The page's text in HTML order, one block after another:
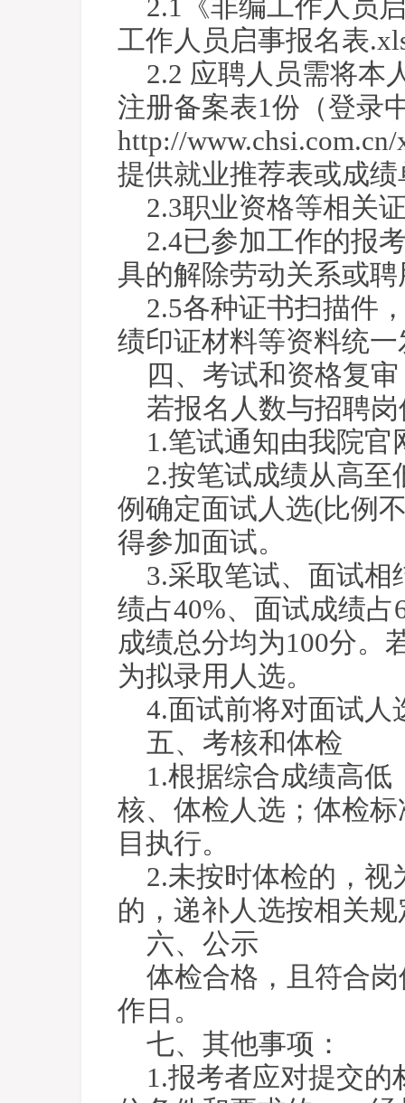
2.1《非编工作人员
工作人员启事报名表
2.2 应聘人员需将本
注册备案表1份（登录
http://
提供就业推荐表或成绩
2.3职业资格等相关
2.4已参加工作的报
具的解除劳动关系或
2.5各种证书扫描件
绩印证材料等资料统
四、考试和资格复审
若报名人数与招聘
1.笔试通知由我院官
2.按笔试成绩从高至
例确定面试人选(比例
得参加面试。
3.采取笔试、面试
绩占40%、面试成绩
成绩总分均为100分。
为拟录用人选。
4.面试前将对面试人
五、考核和体检
1.根据综合成绩高
核、体检人选；体检
目执行。
2.未按时体检的，
的，递补人选按相关
六、公示
体检合格，且符合
作日。
七、其他事项：
1.报考者应对提交